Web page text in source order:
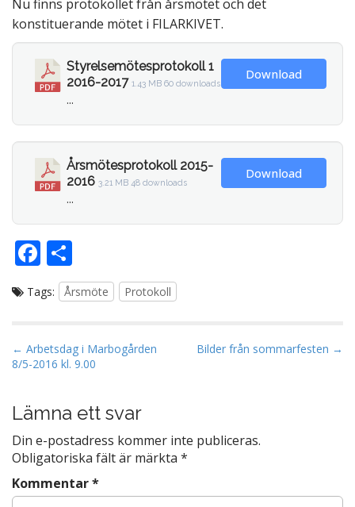
Nu finns protokollet från årsmötet och det
konstituerande mötet i FILARKIVET.
Styrelsemötesprotokoll 1
2016-2017 1.43 MB 60 downloads
...
Download
Årsmötesprotokoll 2015-
2016 3.21 MB 48 downloads
...
Download
F
ac
e
o
o
k
el
a
Tags: Årsmöte Protokoll
P
o
t
n
a
v
i
← Arbetsdag i Marbogården
8/5-2016 kl. 9.00
Bilder från sommarfesten →
Lämna ett svar
Din e-postadress kommer inte publiceras.
Obligatoriska fält är märkta *
Kommentar*